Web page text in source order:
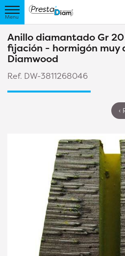
Anillo diamantado Gr
fijación - hormigón muy
Diamwood
Ref. DW-3811268046
‹